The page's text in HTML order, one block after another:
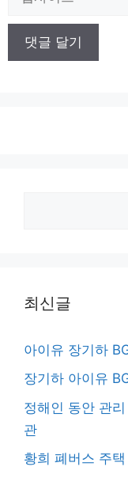
최신글
아이유 장기하
장기하 아이유
정해인 동안 관
관
황희 폐버스 주